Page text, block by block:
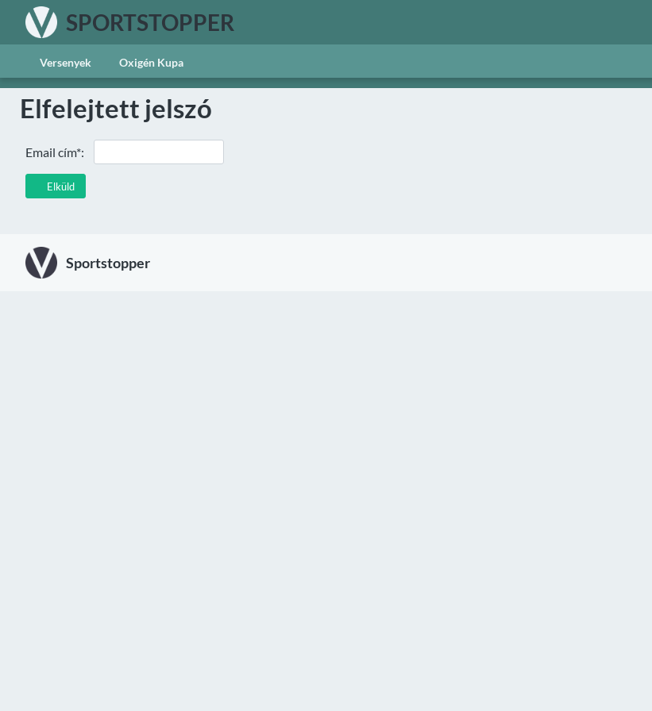
SPORTSTOPPER
Versenyek Oxigén Kupa
Elfelejtett jelszó
Elküld
Email cím*:
Sportstopper